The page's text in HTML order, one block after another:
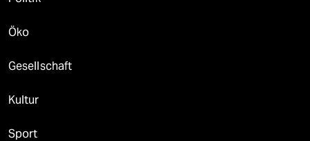
Öko
Gesellschaft
Kultur
Sport